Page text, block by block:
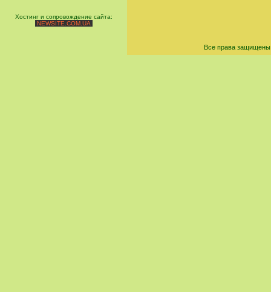
Хостинг и сопровождение сайта:
NEWSITE.COM.UA
Все права